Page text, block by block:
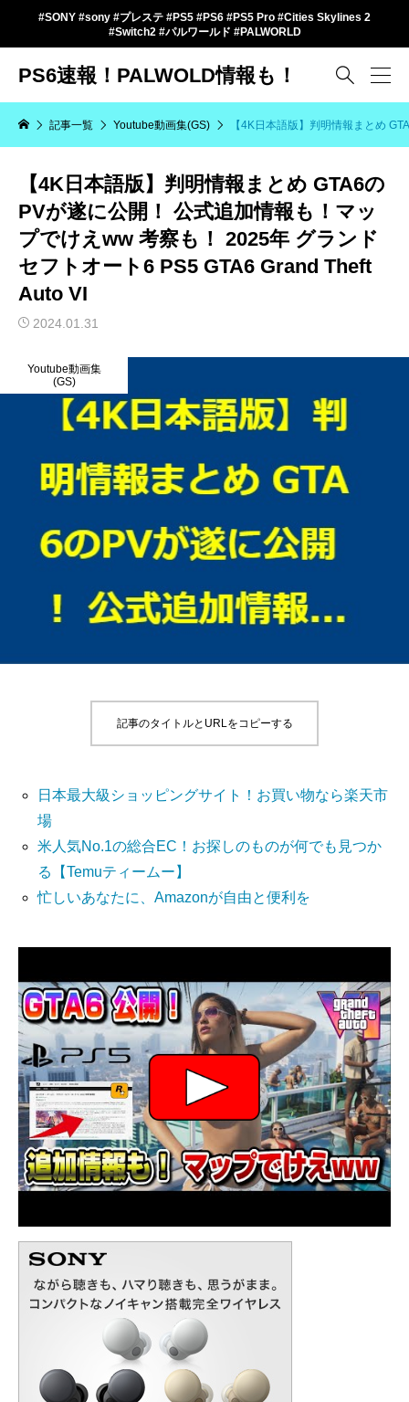
#SONY #sony #プレステ #PS5 #PS6 #PS5 Pro #Cities Skylines 2
#Switch2 #パルワールド #PALWORLD
PS6速報！PALWOLD情報も！ 
記事一覧 Youtube動画集(GS) 【4K日本語版】判明情報まとめ
【4K日本語版】判明情報まとめ GTA6の
PVが遂に公開！ 公式追加情報も！マッ
プでけえww 考察も！ 2025年 グランド
セフトオート6 PS5 GTA6 Grand Theft
Auto VI
2024.01.31
Youtube動画集
(GS)
記事のタイトルとURLをコピーする
日本最大級ショッピングサイト！お買い物なら楽天市
場
米人気No.1の総合EC！お探しのものが何でも見つか
る【Temuティームー】
忙しいあなたに、Amazonが自由と便利を